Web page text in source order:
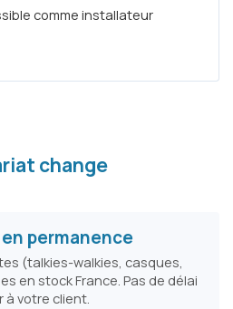
comme installateur
change
permanence
(talkies-walkies, casques,
en stock France. Pas de délai
à votre client.